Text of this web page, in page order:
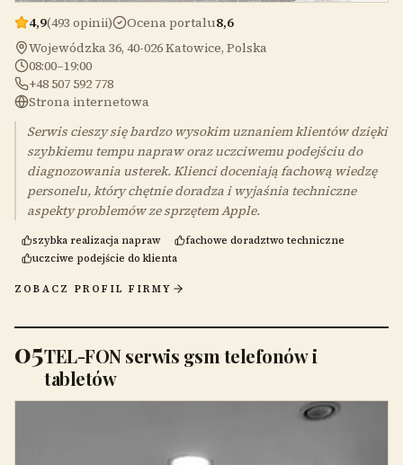
4,9(493 opinii) Ocena portalu8,6
Wojewódzka 36, 40-026 Katowice, Polska
08:00–19:00
+48 507 592 778
Strona internetowa
Serwis cieszy się bardzo wysokim uznaniem klientów dzięki
szybkiemu tempu napraw oraz uczciwemu podejściu do
diagnozowania usterek. Klienci doceniają fachową wiedzę
personelu, który chętnie doradza i wyjaśnia techniczne
aspekty problemów ze sprzętem Apple.
szybka realizacja napraw
fachowe doradztwo techniczne
uczciwe podejście do klienta
ZOBACZ PROFIL FIRMY
05TEL-FON serwis gsm telefonów i
tabletów